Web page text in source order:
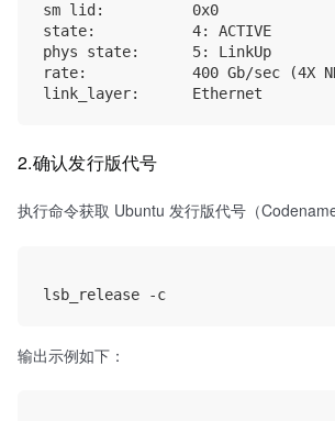
sm lid:          0x0
state:           4: ACTIVE
phys state:      5: LinkUp
rate:            400 Gb/sec (4X
2.确认发行版代号
执行命令获取 Ubuntu 发行版代号（
输出示例如下：